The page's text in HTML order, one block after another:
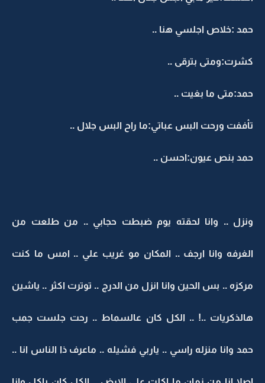
حمد :خلاص اجلسي هنا ..
كشرت:ومتى بترقى ..
حمد:متى ما بغيت ..
تأففت ورحت البس عباتي:ما راح البس جلال ..
حمد بنص عيون:احسن ..
ونزل .. وانا لحقته يوم ضبطت حجابي .. من طلعت من
الغرفه وانا ارجف .. المكان مو غريب علي .. امس ما كنت
مركزه .. بس الحين وانا انزل من الدرج .. توترت اكثر .. ياشين
هالذكريات ..! .. الكل كان عالسماط .. رحت جلست جمب
حمد وانا منزله راسي .. ياربي فشيله .. ماعرف ذا الناس انا ..